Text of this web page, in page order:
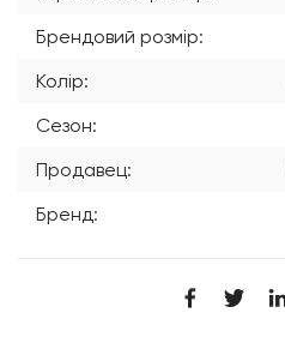
Брендовий розмір:
Колір:
Сезон:
Продавец:
Бренд: